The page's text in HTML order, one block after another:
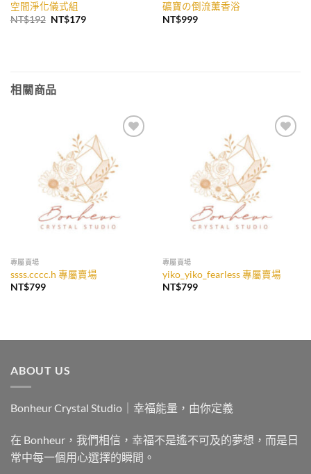
空間淨化儀式組
NT$192 原
NT$179目
礦寶の倒流薰香浴
NT$999
相關商品
專屬賣場
ssss.cccc.h 專屬賣場
NT$799
專屬賣場
yiko_yiko_fearless 專屬賣場
NT$799
ABOUT US
Bonheur Crystal Studio｜幸福能量，由你定義
在 Bonheur，我們相信，幸福不是遙不可及的夢想，而是日
常中每一個用心選擇的瞬間。